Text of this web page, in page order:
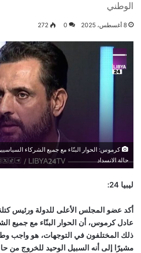
الوطني
8 أغسطس، 2025 0
272
كرموس: الحوار البنّاء مع جميع الشركاء
حالة الانسداد
ليبيا 24:
أكد عضو المجلس الأعلى للدولة ورئيس
عادل كرموس، أن الحوار البنّاء مع جميع
ذلك المختلفون في التوجهات، هو واجب
مشيرًا إلى أنه السبيل الوحيد للخروج من